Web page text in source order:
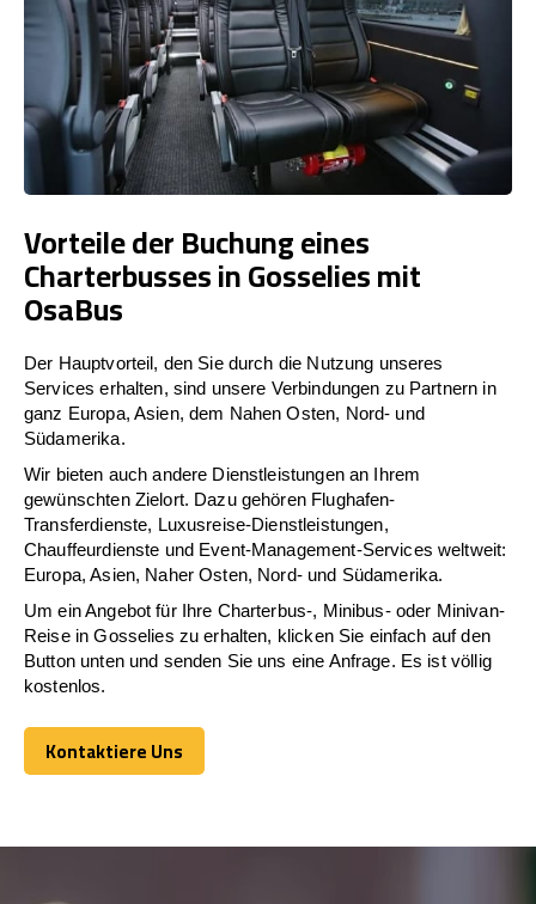
Vorteile der Buchung eines
Charterbusses in Gosselies mit
OsaBus
Der Hauptvorteil, den Sie durch die Nutzung unseres
Services erhalten, sind unsere Verbindungen zu Partnern in
ganz Europa, Asien, dem Nahen Osten, Nord- und
Südamerika.
Wir bieten auch andere Dienstleistungen an Ihrem
gewünschten Zielort. Dazu gehören Flughafen-
Transferdienste, Luxusreise-Dienstleistungen,
Chauffeurdienste und Event-Management-Services weltweit:
Europa, Asien, Naher Osten, Nord- und Südamerika.
Um ein Angebot für Ihre Charterbus-, Minibus- oder Minivan-
Reise in Gosselies zu erhalten, klicken Sie einfach auf den
Button unten und senden Sie uns eine Anfrage. Es ist völlig
kostenlos.
Kontaktiere Uns
Kontaktiere Uns